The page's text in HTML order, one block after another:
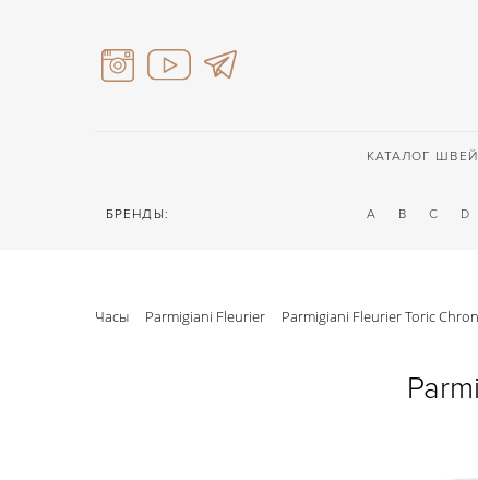
КАТАЛОГ
БРЕНДЫ: A B C D
Часы Parmigiani Fleurier Parmigiani Fleurier Toric